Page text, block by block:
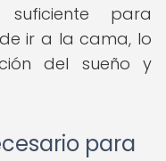
para
ir a la cama, lo
del sueño y
para